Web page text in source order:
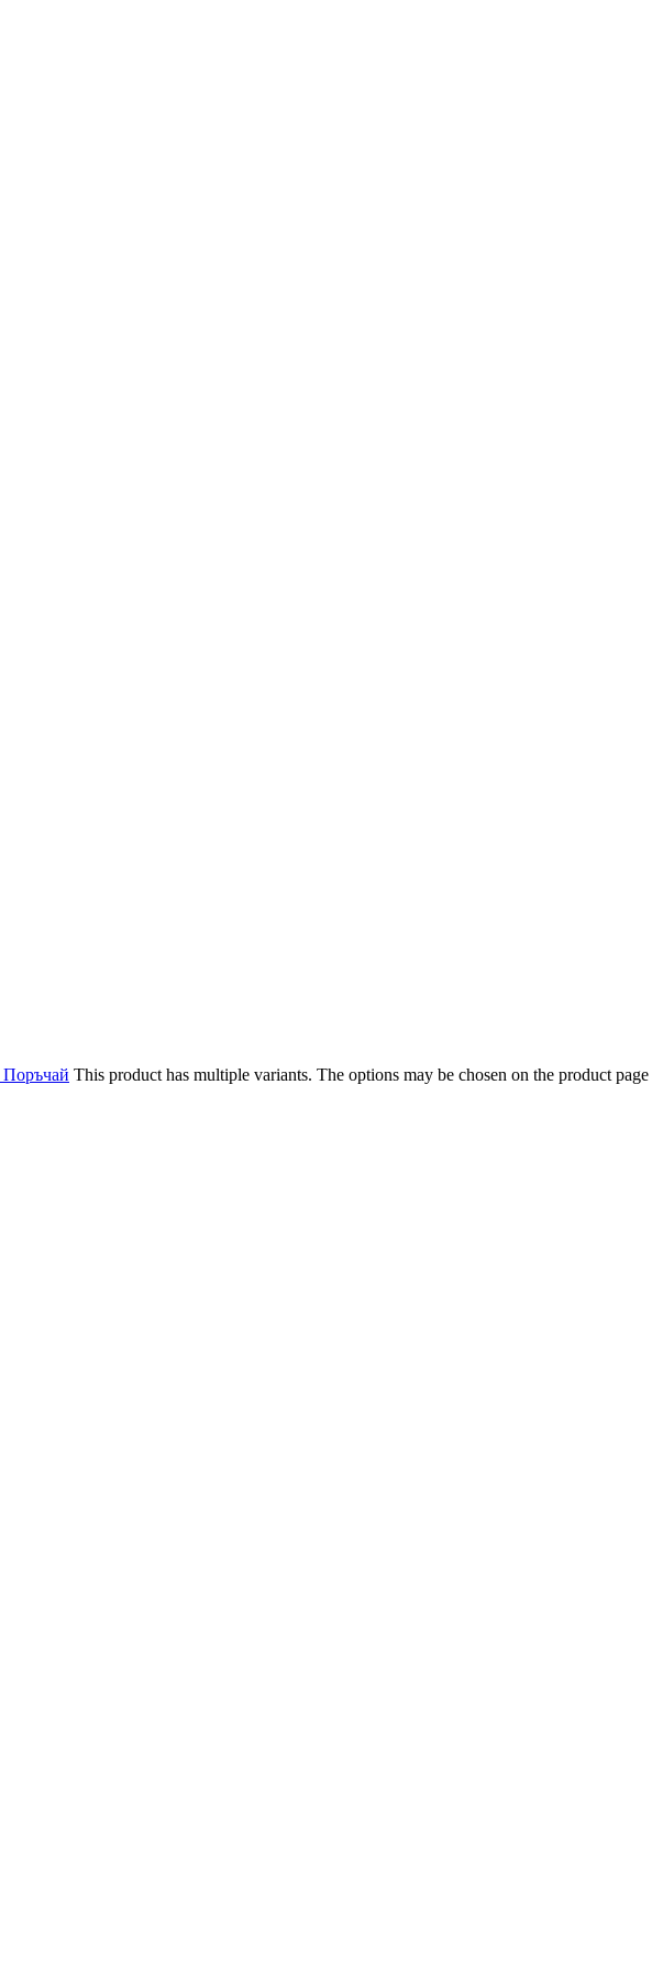
Поръчай This product has multiple variants. The options may be chosen on the product page